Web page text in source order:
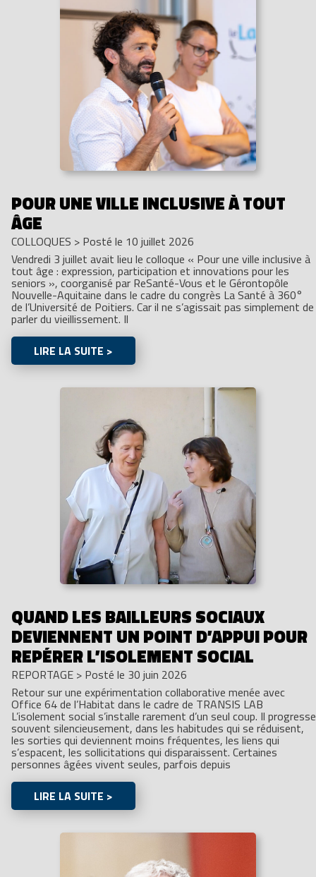
POUR UNE VILLE INCLUSIVE À TOUT
ÂGE
COLLOQUES > Posté le 10 juillet 2026
Vendredi 3 juillet avait lieu le colloque « Pour une ville inclusive à
tout âge : expression, participation et innovations pour les
seniors », coorganisé par ReSanté-Vous et le Gérontopôle
Nouvelle-Aquitaine dans le cadre du congrès La Santé à 360°
de l’Université de Poitiers. Car il ne s’agissait pas simplement de
parler du vieillissement. Il
LIRE LA SUITE >
QUAND LES BAILLEURS SOCIAUX
DEVIENNENT UN POINT D’APPUI POUR
REPÉRER L’ISOLEMENT SOCIAL
REPORTAGE > Posté le 30 juin 2026
Retour sur une expérimentation collaborative menée avec
Office 64 de l’Habitat dans le cadre de TRANSIS LAB
L’isolement social s’installe rarement d’un seul coup. Il progresse
souvent silencieusement, dans les habitudes qui se réduisent,
les sorties qui deviennent moins fréquentes, les liens qui
s’espacent, les sollicitations qui disparaissent. Certaines
personnes âgées vivent seules, parfois depuis
LIRE LA SUITE >